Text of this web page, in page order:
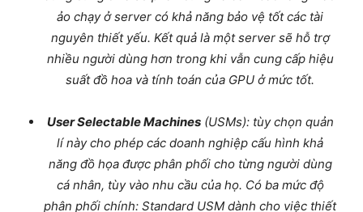
ảo chạy ở server có khả năng bảo vệ tốt các tài
nguyên thiết yếu. Kết quả là một server sẽ hỗ trợ
nhiều người dùng hơn trong khi vẫn cung cấp hiệu
suất đồ hoa và tính toán của GPU ở mức tốt.
User Selectable Machines(USMs): tùy chọn quản
lí này cho phép các doanh nghiệp cấu hình khả
năng đồ họa được phân phối cho từng người dùng
cá nhân, tùy vào nhu cầu của họ. Có ba mức độ
phân phối chính: Standard USM dành cho việc thiết